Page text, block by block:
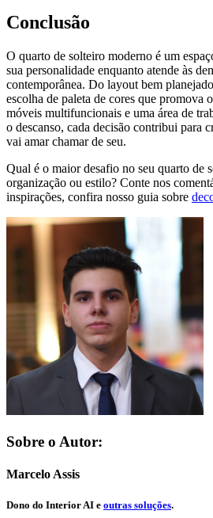
Conclusão
O quarto de solteiro moderno é um
sua personalidade enquanto atende às
contemporânea. Do layout bem
escolha de paleta de cores que promova
móveis multifuncionais e uma área de
o descanso, cada decisão contribui para
vai amar chamar de seu.
Qual é o maior desafio no seu quarto de
organização ou estilo? Conte nos
inspirações, confira nosso guia sobre
Sobre o Autor:
Marcelo Assis
Dono do Interior AI e outras soluções.